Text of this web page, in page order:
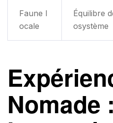
Faune l
ocale
Équilibre
osystème
Nomade :